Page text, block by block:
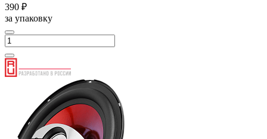
390 ₽
за упаковку